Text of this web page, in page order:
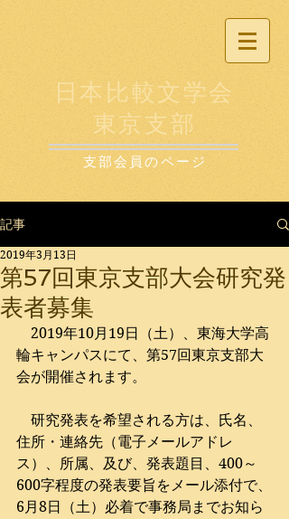
日本比較文学会
東京支部
支部会員のページ
記事
第57回東京支部大会研究発
表者募集
2019年3月13日
2019年10月19日（土）、東海大学高
輪キャンパスにて、第57回東京支部大
会が開催されます。
研究発表を希望される方は、氏名、
住所・連絡先（電子メールアドレ
ス）、所属、及び、発表題目、400～
600字程度の発表要旨をメール添付で、
6月8日（土）必着で事務局までお知ら